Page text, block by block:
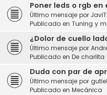
Poner leds o rgb en
Último mensaje por
Publicado en Tuning y
¿Dolor de cuello
Último mensaje por
Publicado en De charlita
Duda con par de
Último mensaje por
Publicado en Mecánica